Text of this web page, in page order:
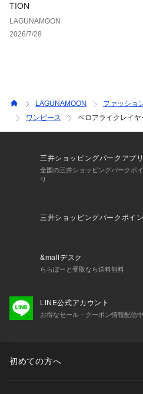
TION
LAGUNAMOON
2026/7/28
LAGUNAMOON ファッショ
ワンピース
ベロアライクレイ
三井ショッピングパークアプリ
全国の三井ショッピングパークポ
リ
三井ショッピングパークポイン
&mallデスク
ららぽーと受取なら送料無料
LINE公式アカウント
お得なセール・クーポン情報配信中
初めての方へ